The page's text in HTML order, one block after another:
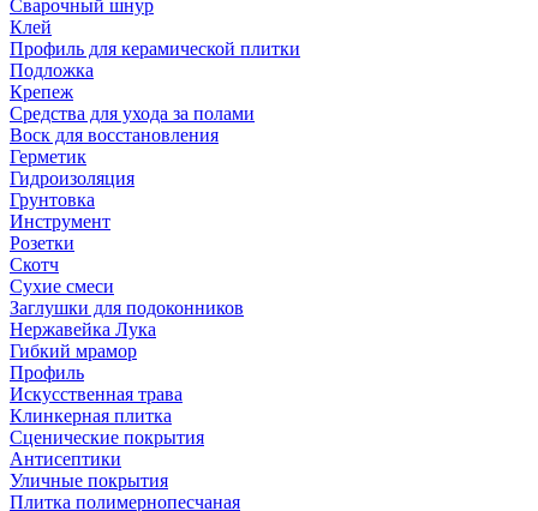
Сварочный шнур
Клей
Профиль для керамической плитки
Подложка
Крепеж
Средства для ухода за полами
Воск для восстановления
Герметик
Гидроизоляция
Грунтовка
Инструмент
Розетки
Скотч
Сухие смеси
Заглушки для подоконников
Нержавейка Лука
Гибкий мрамор
Профиль
Искусственная трава
Клинкерная плитка
Сценические покрытия
Антисептики
Уличные покрытия
Плитка полимернопесчаная